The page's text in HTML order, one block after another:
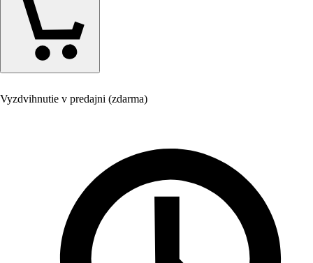
Vyzdvihnutie v predajni (zdarma)